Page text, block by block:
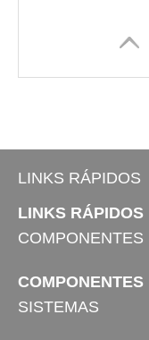
LINKS RÁPIDOS
LINKS RÁPIDOS
COMPONENTES
COMPONENTES
SISTEMAS